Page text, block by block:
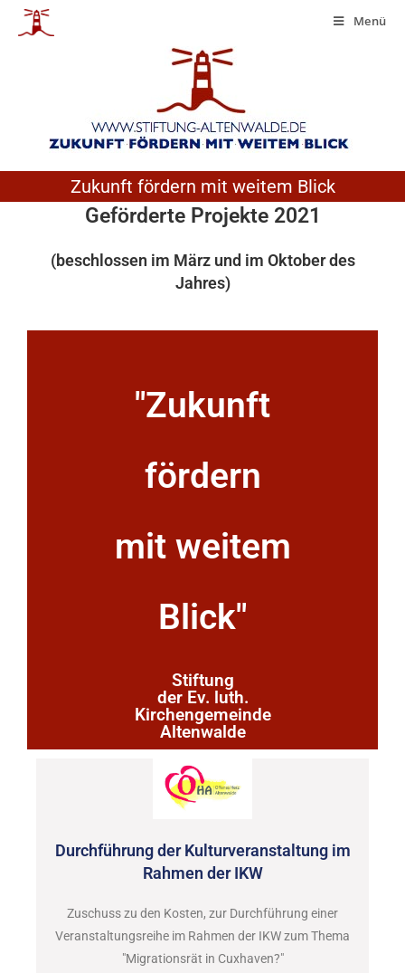
Menü
Zukunft fördern mit weitem Blick
Geförderte Projekte 2021
(beschlossen im März und im Oktober des
Jahres)
"Zukunft
fördern
mit weitem
Blick"
Stiftung
der Ev. luth.
Kirchengemeinde
Altenwalde
Durchführung der Kulturveranstaltung im
Rahmen der IKW
Zuschuss zu den Kosten, zur Durchführung einer
Veranstaltungsreihe im Rahmen der IKW zum Thema
"Migrationsrät in Cuxhaven?"